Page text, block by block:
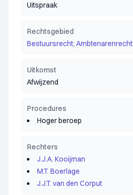
Uitspraak
Rechtsgebied
Bestuursrecht; Ambtenarenrecht
Uitkomst
Afwijzend
Procedures
Hoger beroep
Rechters
J.J.A. Kooijman
M.T. Boerlage
J.J.T. van den Corput